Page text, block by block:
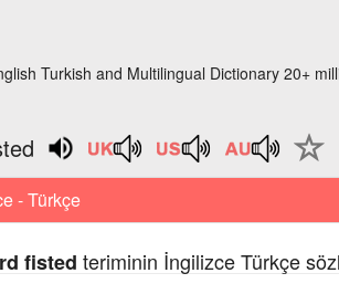
Turkish and Multilingual Dictionary 20+
- Türkçe
fisted teriminin İngilizce Türkçe